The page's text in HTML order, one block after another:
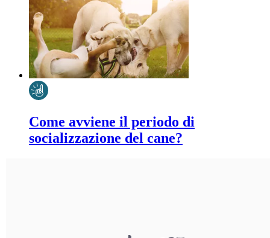
Come avviene il periodo di
socializzazione del cane?